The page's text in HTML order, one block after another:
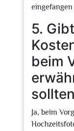
5.
beim
Ja, beim